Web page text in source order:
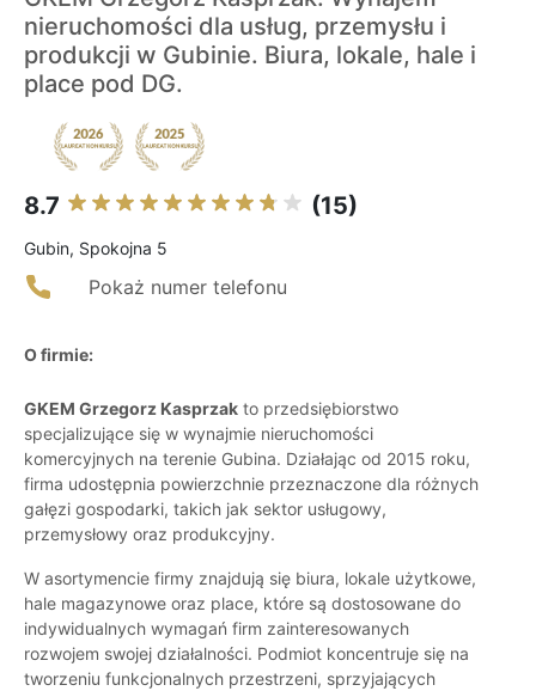
nieruchomości dla usług, przemysłu i
produkcji w Gubinie. Biura, lokale, hale i
place pod DG.
8.7 (15)
Gubin, Spokojna 5
Pokaż numer telefonu
O firmie:
GKEM Grzegorz Kasprzak to przedsiębiorstwo
specjalizujące się w wynajmie nieruchomości
komercyjnych na terenie Gubina. Działając od 2015 roku,
firma udostępnia powierzchnie przeznaczone dla różnych
gałęzi gospodarki, takich jak sektor usługowy,
przemysłowy oraz produkcyjny.
W asortymencie firmy znajdują się biura, lokale użytkowe,
hale magazynowe oraz place, które są dostosowane do
indywidualnych wymagań firm zainteresowanych
rozwojem swojej działalności. Podmiot koncentruje się na
tworzeniu funkcjonalnych przestrzeni, sprzyjających